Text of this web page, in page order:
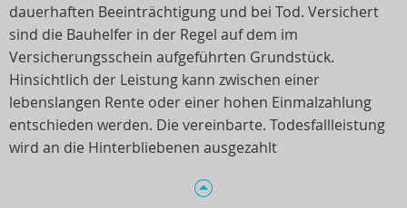
dauerhaften Beeinträchtigung und bei Tod. Versichert
sind die Bauhelfer in der Regel auf dem im
Versicherungsschein aufgeführten Grundstück.
Hinsichtlich der Leistung kann zwischen einer
lebenslangen Rente oder einer hohen Einmalzahlung
entschieden werden. Die vereinbarte. Todesfallleistung
wird an die Hinterbliebenen ausgezahlt